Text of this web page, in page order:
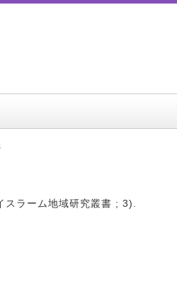
ラーム地域研究叢書 ; 3).